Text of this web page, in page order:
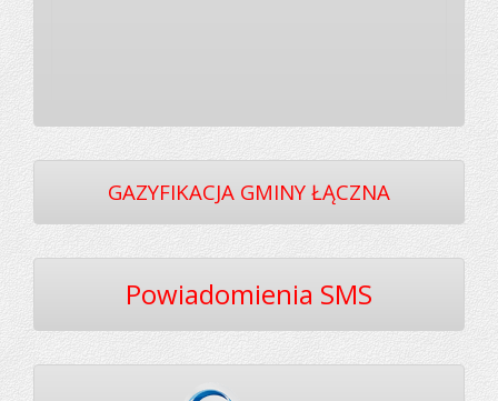
GAZYFIKACJA GMINY ŁĄCZNA
Powiadomienia SMS